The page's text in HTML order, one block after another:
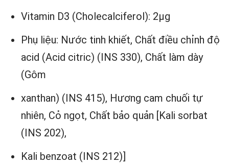
Vitamin D3 (Cholecalciferol): 2µg
Phụ liệu: Nước tinh khiết, Chất điều chỉnh độ
acid (Acid citric) (INS 330), Chất làm dày
(Gôm
xanthan) (INS 415), Hương cam chuối tự
nhiên, Cỏ ngọt, Chất bảo quản [Kali sorbat
(INS 202),
Kali benzoat (INS 212)]